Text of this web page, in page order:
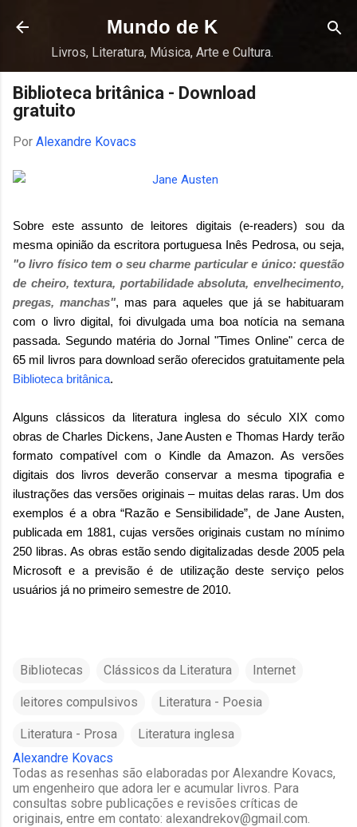
Pular para o conteúdo principal
Mundo de K
Livros, Literatura, Música, Arte e Cultura.
Biblioteca britânica - Download
gratuito
Por Alexandre Kovacs
Sobre este assunto de leitores digitais (e-readers) sou da
mesma opinião da escritora portuguesa Inês Pedrosa, ou seja,
"o livro físico tem o seu charme particular e único: questão
de cheiro, textura, portabilidade absoluta, envelhecimento,
pregas, manchas", mas para aqueles que já se habituaram
com o livro digital, foi divulgada uma boa notícia na semana
passada. Segundo matéria do Jornal "Times Online" cerca de
65 mil livros para download serão oferecidos gratuitamente pela
Biblioteca britânica.
Alguns clássicos da literatura inglesa do século XIX como
obras de Charles Dickens, Jane Austen e Thomas Hardy terão
formato compatível com o Kindle da Amazon. As versões
digitais dos livros deverão conservar a mesma tipografia e
ilustrações das versões originais – muitas delas raras. Um dos
exemplos é a obra “Razão e Sensibilidade”, de Jane Austen,
publicada em 1881, cujas versões originais custam no mínimo
250 libras. As obras estão sendo digitalizadas desde 2005 pela
Microsoft e a previsão é de utilização deste serviço pelos
usuários já no primeiro semestre de 2010.
Bibliotecas Clássicos da Literatura Internet
leitores compulsivos Literatura - Poesia
Literatura - Prosa
Literatura inglesa
Alexandre Kovacs
Todas as resenhas são elaboradas por Alexandre Kovacs,
um engenheiro que adora ler e acumular livros. Para
consultas sobre publicações e revisões críticas de
originais, entre em contato: alexandrekov@gmail.com.